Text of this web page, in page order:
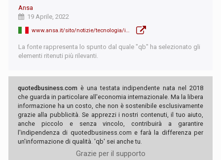
Ansa
19 Aprile, 2022
La fonte rappresenta lo spunto dal quale "qb" ha selezionato gli
elementi ritenuti più rilevanti.
quotedbusiness.com è una testata indipendente nata nel 2018
che guarda in particolare all'economia internazionale. Ma la libera
informazione ha un costo, che non è sostenibile esclusivamente
grazie alla pubblicità. Se apprezzi i nostri contenuti, il tuo aiuto,
anche piccolo e senza vincolo, contribuirà a garantire
l'indipendenza di quotedbusiness.com e farà la differenza per
un'informazione di qualità. 'qb' sei anche tu.
Grazie per il supporto